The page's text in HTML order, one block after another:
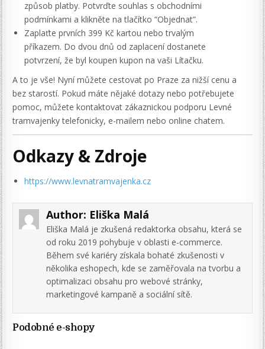
způsob platby. Potvrďte souhlas s obchodními
podmínkami a klikněte na tlačítko “Objednat”.
Zaplaťte prvních 399 Kč kartou nebo trvalým
příkazem. Do dvou dnů od zaplacení dostanete
potvrzení, že byl koupen kupon na vaši Lítačku.
A to je vše! Nyní můžete cestovat po Praze za nižší cenu a
bez starostí. Pokud máte nějaké dotazy nebo potřebujete
pomoc, můžete kontaktovat zákaznickou podporu Levné
tramvajenky telefonicky, e-mailem nebo online chatem.
Odkazy & Zdroje
https://www.levnatramvajenka.cz
Author: Eliška Malá
Eliška Malá je zkušená redaktorka obsahu, která se
od roku 2019 pohybuje v oblasti e-commerce.
Během své kariéry získala bohaté zkušenosti v
několika eshopech, kde se zaměřovala na tvorbu a
optimalizaci obsahu pro webové stránky,
marketingové kampaně a sociální sítě.
Podobné e-shopy